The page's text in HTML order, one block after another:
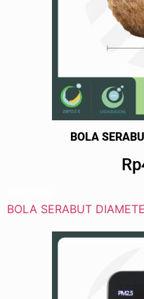
BOLA
BOLA SERABUT